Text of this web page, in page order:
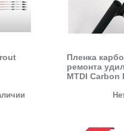
Пленка
ремонта
MTDI Carbon